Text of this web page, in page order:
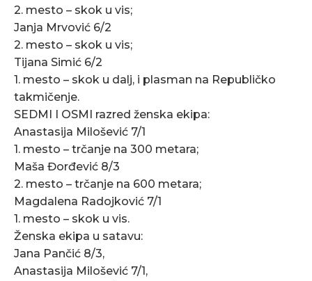
2. mesto – skok u vis;
Janja Mrvović 6/2
2. mesto – skok u vis;
Tijana Simić 6/2
1. mesto – skok u dalj, i plasman na Republičko
takmičenje.
SEDMI I OSMI razred ženska ekipa:
Anastasija Milošević 7/1
1. mesto – trčanje na 300 metara;
Maša Đorđević 8/3
2. mesto – trčanje na 600 metara;
Magdalena Radojković 7/1
1. mesto – skok u vis.
Ženska ekipa u satavu:
Jana Pančić 8/3,
Anastasija Milošević 7/1,